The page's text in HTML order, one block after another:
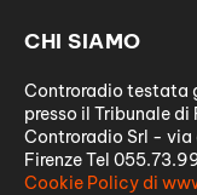
CHI SIAMO
Controradio testata
presso il Tribunale
Controradio Srl - via
Firenze Tel
Cookie Policy di